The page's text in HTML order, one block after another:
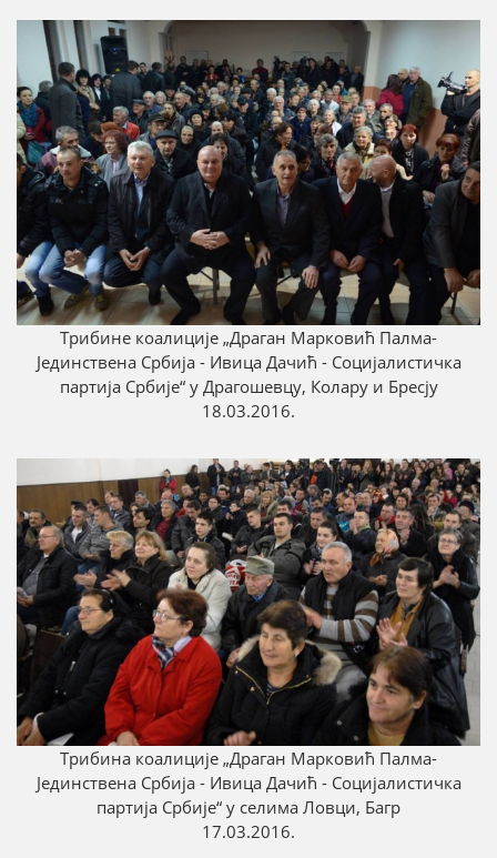
Трибинe коалиције „Драган Марковић Палмa-
Јединствена Србија - Ивица Дачић - Социјалистичка
партија Србије“ у Драгошевцу, Колару и Бресју
18.03.2016.
Трибина коалиције „Драган Марковић Палмa-
Јединствена Србија - Ивица Дачић - Социјалистичка
партија Србије“ у селима Ловци, Багр
17.03.2016.